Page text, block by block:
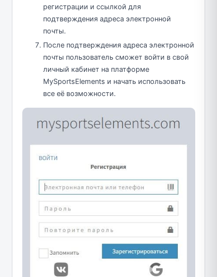
регистрации и ссылкой для
подтверждения адреса электронной
почты.
После подтверждения адреса электронной
почты пользователь сможет войти в свой
личный кабинет на платформе
MySportsElements и начать использовать
все её возможности.